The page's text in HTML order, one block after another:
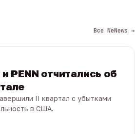
Все NeNews →
PENN отчитались об
II квартал с убытками
в США.